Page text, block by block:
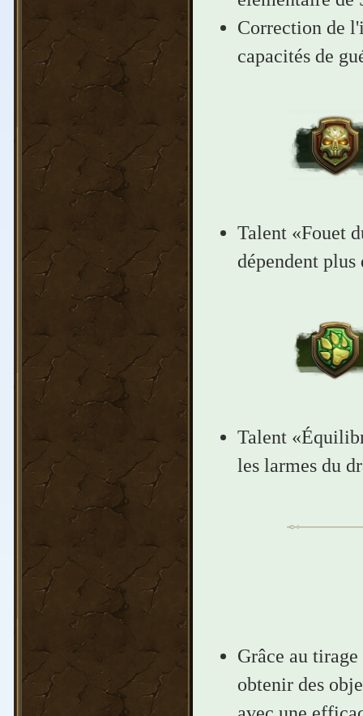
Correction de
capacités de
Talent «Fouet
dépendent
Talent
les larmes du
Grâce au
obtenir des